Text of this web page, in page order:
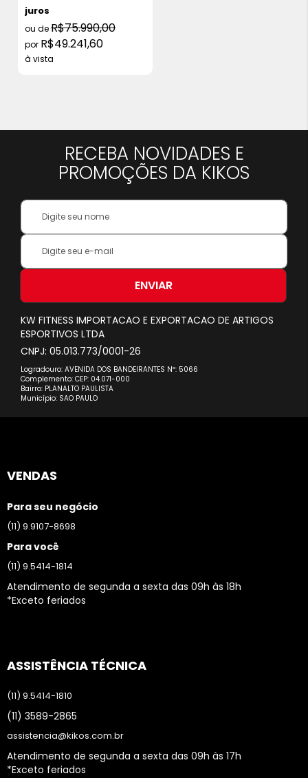
220v
R$75.990,00
R$49.241,60
à vista
juros
RECEBA NOVIDADES E
PROMOÇÕES DA KIKOS
Your
Name:
Inscreva-
na
Newsletter:
ENVIAR
KW FITNESS IMPORTACAO E EXPORTACAO DE ARTIGOS
ESPORTIVOS LTDA
CNPJ: 05.013.773/0001-26
Logradouro: AVENIDA DOS BANDEIRANTES Nº: 5066
Complemento: CEP: 04.071-000
Bairro: PLANALTO PAULISTA
Município: SAO PAULO
VENDAS
Para seu negócio
(11) 9.9107-8698
Para você
(11) 9.5414-1814
Atendimento de segunda a sexta das 09h às 18h
*Exceto feriados
ASSISTÊNCIA TÉCNICA
(11) 9.5414-1810
(11) 3589-2865
assistencia@kikos.com.br
Atendimento de segunda a sexta das 09h às 17h
*Exceto feriados